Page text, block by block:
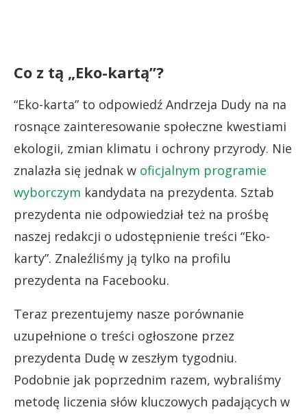
Co z tą „Eko-kartą”?
“Eko-karta” to odpowiedź Andrzeja Dudy na na
rosnące zainteresowanie społeczne kwestiami
ekologii, zmian klimatu i ochrony przyrody. Nie
znalazła się jednak w oficjalnym programie
wyborczym kandydata na prezydenta. Sztab
prezydenta nie odpowiedział też na prośbę
naszej redakcji o udostępnienie treści “Eko-
karty”. Znaleźliśmy ją tylko na profilu
prezydenta na Facebooku.
Teraz prezentujemy nasze porównanie
uzupełnione o treści ogłoszone przez
prezydenta Dudę w zeszłym tygodniu.
Podobnie jak poprzednim razem, wybraliśmy
metodę liczenia słów kluczowych padających w